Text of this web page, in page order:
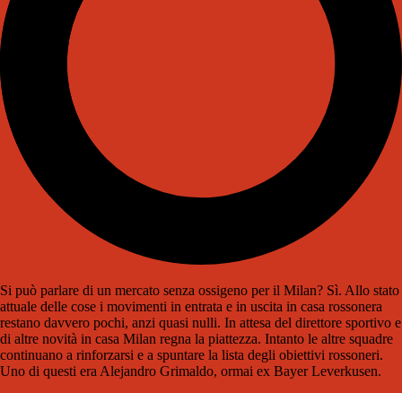
Si può parlare di un mercato senza ossigeno per il Milan? Sì. Allo stato
attuale delle cose i movimenti in entrata e in uscita in casa rossonera
restano davvero pochi, anzi quasi nulli. In attesa del direttore sportivo e
di altre novità in casa Milan regna la piattezza. Intanto le altre squadre
continuano a rinforzarsi e a spuntare la lista degli obiettivi rossoneri.
Uno di questi era Alejandro Grimaldo, ormai ex Bayer Leverkusen.